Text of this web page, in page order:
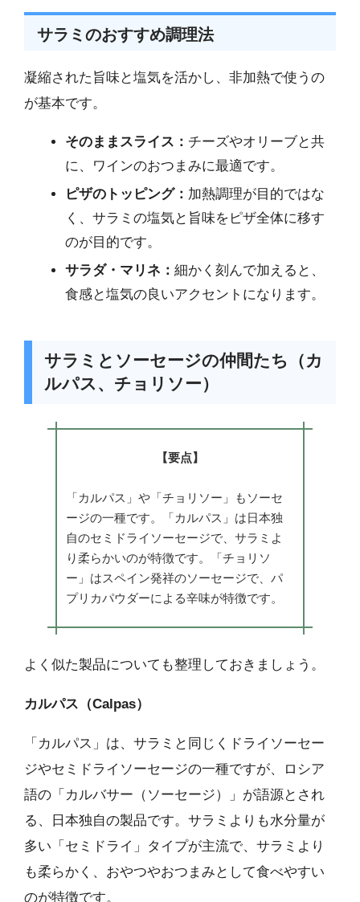
サラミのおすすめ調理法
凝縮された旨味と塩気を活かし、非加熱で使うの
が基本です。
そのままスライス： チーズやオリーブと共
に、ワインのおつまみに最適です。
ピザのトッピング： 加熱調理が目的ではな
く、サラミの塩気と旨味をピザ全体に移す
のが目的です。
サラダ・マリネ： 細かく刻んで加えると、
食感と塩気の良いアクセントになります。
サラミとソーセージの仲間たち（カ
ルパス、チョリソー）
【要点】
「カルパス」や「チョリソー」もソーセ
ージの一種です。「カルパス」は日本独
自のセミドライソーセージで、サラミよ
り柔らかいのが特徴です。「チョリソ
ー」はスペイン発祥のソーセージで、パ
プリカパウダーによる辛味が特徴です。
よく似た製品についても整理しておきましょう。
カルパス（Calpas）
「カルパス」は、サラミと同じくドライソーセー
ジやセミドライソーセージの一種ですが、ロシア
語の「カルバサー（ソーセージ）」が語源とされ
る、日本独自の製品です。サラミよりも水分量が
多い「セミドライ」タイプが主流で、サラミより
も柔らかく、おやつやおつまみとして食べやすい
のが特徴です。